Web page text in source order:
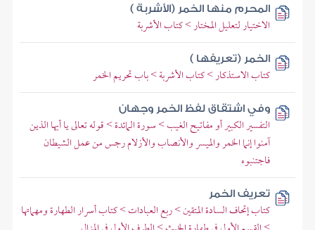
المحرم منها الخمر (الأشربة )
الاختيار لتعليل المختار > كتاب الأشربة
الخمر (تعريفها )
كتاب الاستذكار > كتاب الأشربة > باب تحريم الخمر
وفي اشتقاق لفظ الخمر وجهان
التفسير الكبير أو مفاتيح الغيب > سورة المائدة > قوله تعالى يا أيها الذين
آمنوا إنما الخمر والميسر والأنصاب والأزلام رجس من عمل الشيطان
فاجتنبوه
تعريف الخمر
كتاب إتحاف السادة المتقين > ربع العبادات > كتاب أسرار الطهارة ومهماتها